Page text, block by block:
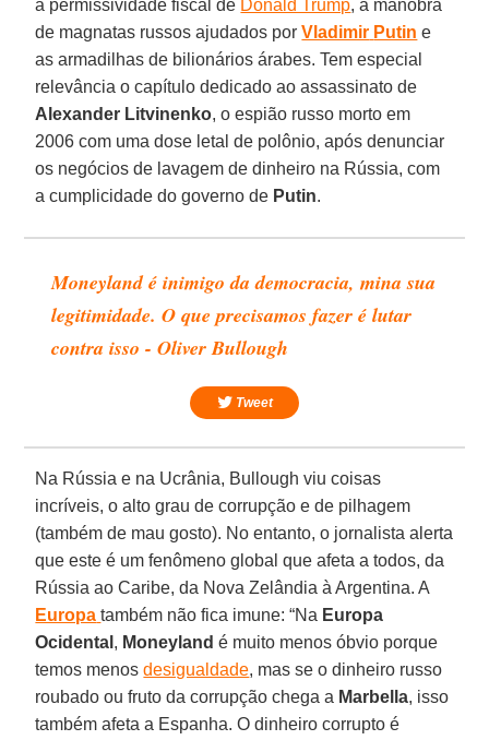
a permissividade fiscal de Donald Trump, a manobra
de magnatas russos ajudados porVladimir Putin e
as armadilhas de bilionários árabes. Tem especial
relevância o capítulo dedicado ao assassinato de
Alexander Litvinenko, o espião russo morto em
2006 com uma dose letal de polônio, após denunciar
os negócios de lavagem de dinheiro na Rússia, com
a cumplicidade do governo de Putin.
Moneyland é inimigo da democracia, mina sua
legitimidade. O que precisamos fazer é lutar
contra isso - Oliver Bullough
Tweet
Na Rússia e na Ucrânia, Bullough viu coisas
incríveis, o alto grau de corrupção e de pilhagem
(também de mau gosto). No entanto, o jornalista alerta
que este é um fenômeno global que afeta a todos, da
Rússia ao Caribe, da Nova Zelândia à Argentina. A
Europa também não fica imune: “Na Europa
Ocidental , Moneyland é muito menos óbvio porque
temos menosdesigualdade, mas se o dinheiro russo
roubado ou fruto da corrupção chega a Marbella, isso
também afeta a Espanha. O dinheiro corrupto é